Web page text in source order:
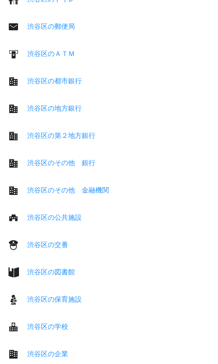
渋谷区の郵便局
渋谷区のＡＴＭ
渋谷区の都市銀行
渋谷区の地方銀行
渋谷区の第２地方銀行
渋谷区のその他 銀行
渋谷区のその他 金融機関
渋谷区の公共施設
渋谷区の交番
渋谷区の図書館
渋谷区の保育施設
渋谷区の学校
渋谷区の企業